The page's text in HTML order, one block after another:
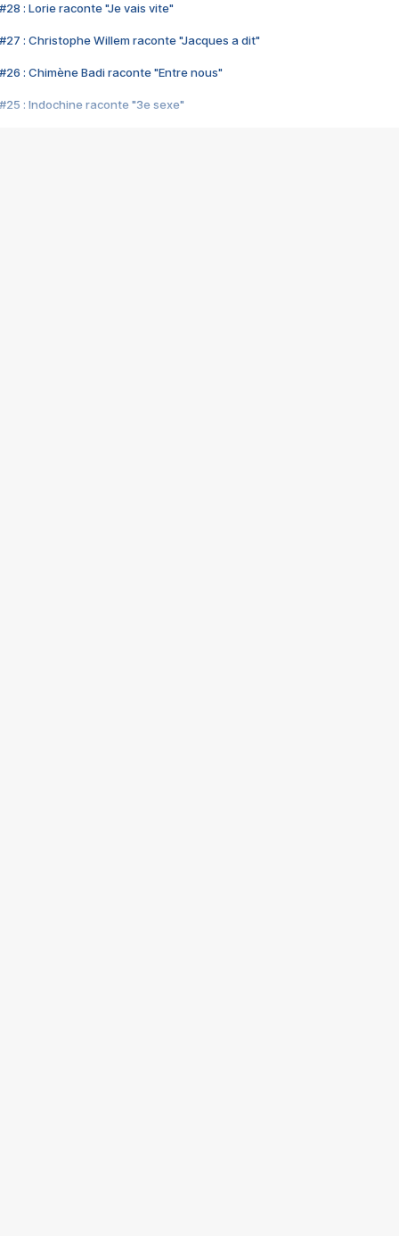
#28 : Lorie raconte "Je vais vite"
#27 : Christophe Willem raconte "Jacques a dit"
#26 : Chimène Badi raconte "Entre nous"
#25 : Indochine raconte "3e sexe"